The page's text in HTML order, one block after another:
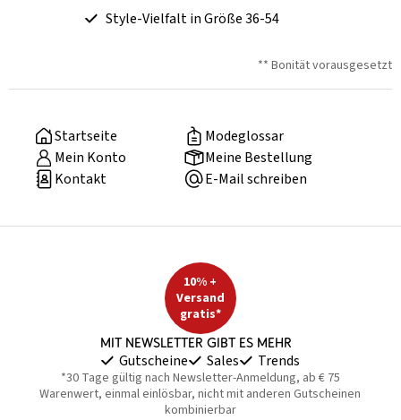
Style-Vielfalt in Größe 36-54
** Bonität vorausgesetzt
Startseite
Modeglossar
Mein Konto
Meine Bestellung
Kontakt
E-Mail schreiben
10% +
Versand
gratis*
Mit Newsletter gibt es mehr
Gutscheine Sales Trends
*30 Tage gültig nach Newsletter-Anmeldung, ab € 75
Warenwert, einmal einlösbar, nicht mit anderen Gutscheinen
kombinierbar